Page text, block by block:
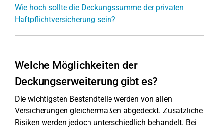
Wie hoch sollte die Deckungssumme der privaten
Haftpflichtversicherung sein?
Welche Möglichkeiten der
Deckungserweiterung gibt es?
Die wichtigsten Bestandteile werden von allen
Versicherungen gleichermaßen abgedeckt. Zusätzliche
Risiken werden jedoch unterschiedlich behandelt. Bei